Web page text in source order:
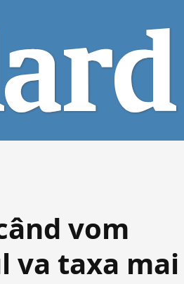
vom
va taxa mai